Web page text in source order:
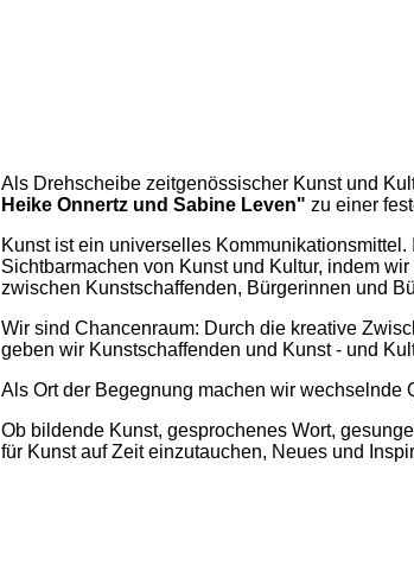
Als Drehscheibe zeitgenössischer Kunst und
Heike Onnertz und Sabine Leven" zu einer
Kunst ist ein universelles
Sichtbarmachen von Kunst und Kultur, indem
zwischen Kunstschaffenden, Bürgerinnen und
Wir sind Chancenraum: Durch die kreative
geben wir Kunstschaffenden und Kunst - und
Als Ort der Begegnung machen wir wechselnde
Ob bildende Kunst, gesprochenes Wort,
für Kunst auf Zeit einzutauchen, Neues und